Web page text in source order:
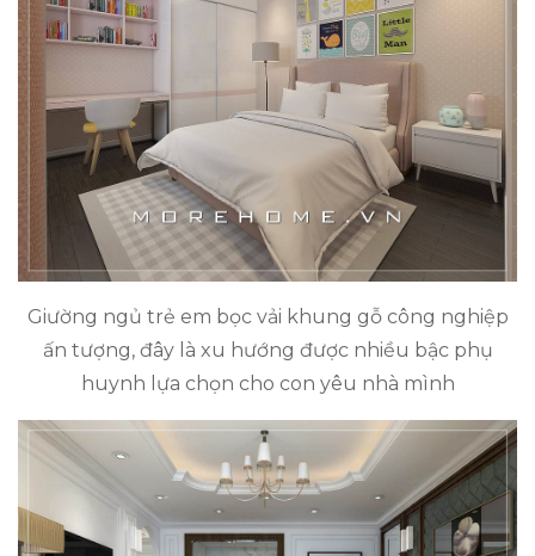
Giường ngủ trẻ em bọc vải khung gỗ công nghiệp
ấn tượng, đây là xu hướng được nhiều bậc phụ
huynh lựa chọn cho con yêu nhà mình